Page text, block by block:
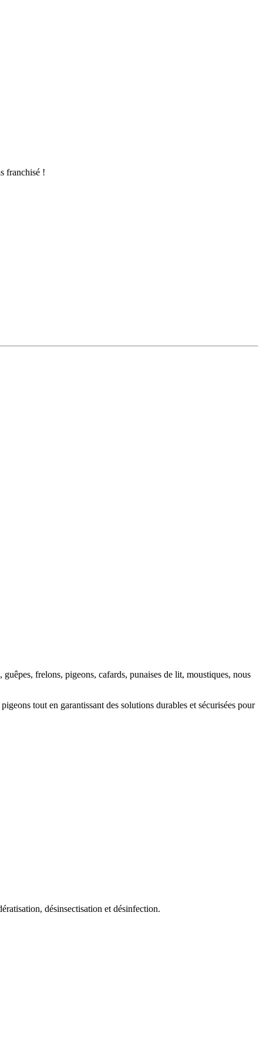
franchisé !
frelons, pigeons, cafards, punaises de lit, moustiques, nous
tout en garantissant des solutions durables et sécurisées pour
désinsectisation et désinfection.